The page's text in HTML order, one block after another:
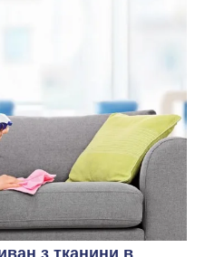
з тканини в